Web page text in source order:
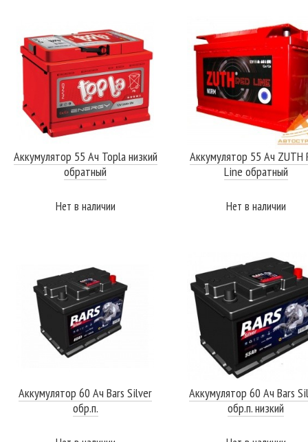
Аккумулятор 55 Ач Topla низкий
обратный
Нет в наличии
Аккумулятор 55 Ач ZUTH
Line обратный
Нет в наличии
Аккумулятор 60 Ач Bars Silver
обр.п.
Аккумулятор 60 Ач Bars
обр.п. низкий